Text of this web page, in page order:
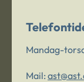
Mandag-
Mail: